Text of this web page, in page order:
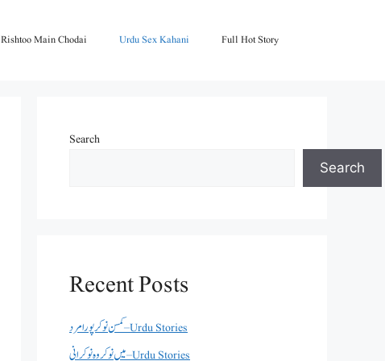
Rishtoo Main Chodai Urdu Sex Kahani Full Hot Story
Search
Search
Recent Posts
کمسن نوکر پورا مرد – Urdu Stories
میں نوکر وہ نوکرانی – Urdu Stories